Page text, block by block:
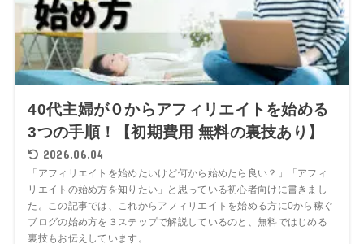
40代主婦が０からアフィリエイトを始める
3つの手順！【初期費用 無料の裏技あり】
2026.06.04
「アフィリエイトを始めたいけど何から始めたら良い？」「アフィ
リエイトの始め方を知りたい」と思っている初心者向けに書きまし
た。この記事では、これからアフィリエイトを始める方に0から稼ぐ
ブログの始め方を３ステップで解説しているのと、無料ではじめる
裏技もお伝えしています。